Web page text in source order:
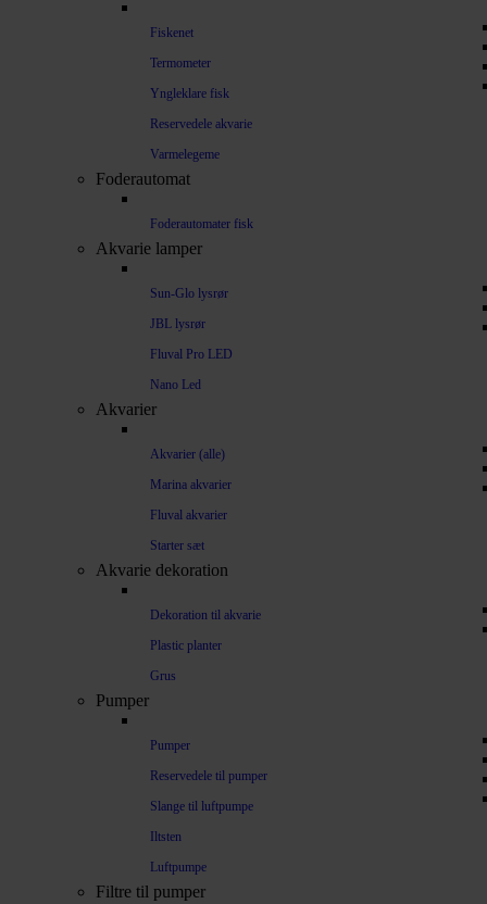
Fiskenet
Termometer
Yngleklare fisk
Reservedele akvarie
Varmelegeme
Foderautomat
Foderautomater fisk
Akvarie lamper
Sun-Glo lysrør
JBL lysrør
Fluval Pro LED
Nano Led
Akvarier
Akvarier (alle)
Marina akvarier
Fluval akvarier
Starter sæt
Akvarie dekoration
Dekoration til akvarie
Plastic planter
Grus
Pumper
Pumper
Reservedele til pumper
Slange til luftpumpe
Iltsten
Luftpumpe
Filtre til pumper